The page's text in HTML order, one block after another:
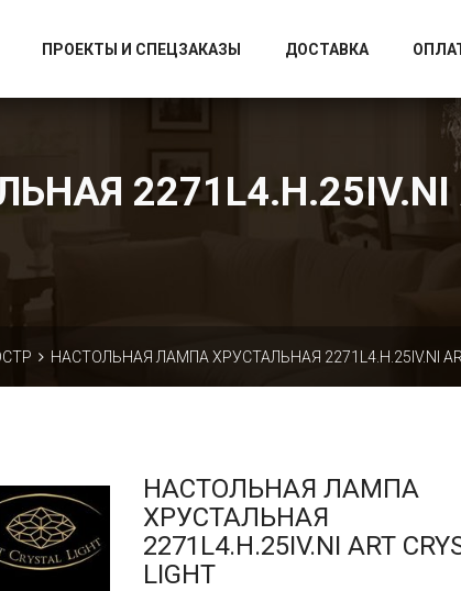
ПРОЕКТЫ И СПЕЦЗАКАЗЫ ДОСТАВКА
2271L4.H.25IV.NI
НАСТОЛЬНАЯ ЛАМПА ХРУСТАЛЬНАЯ 2271L4.H.25IV.NI
НАСТОЛЬНАЯ ЛАМПА
ХРУСТАЛЬНАЯ
2271L4.H.25IV.NI ART
LIGHT